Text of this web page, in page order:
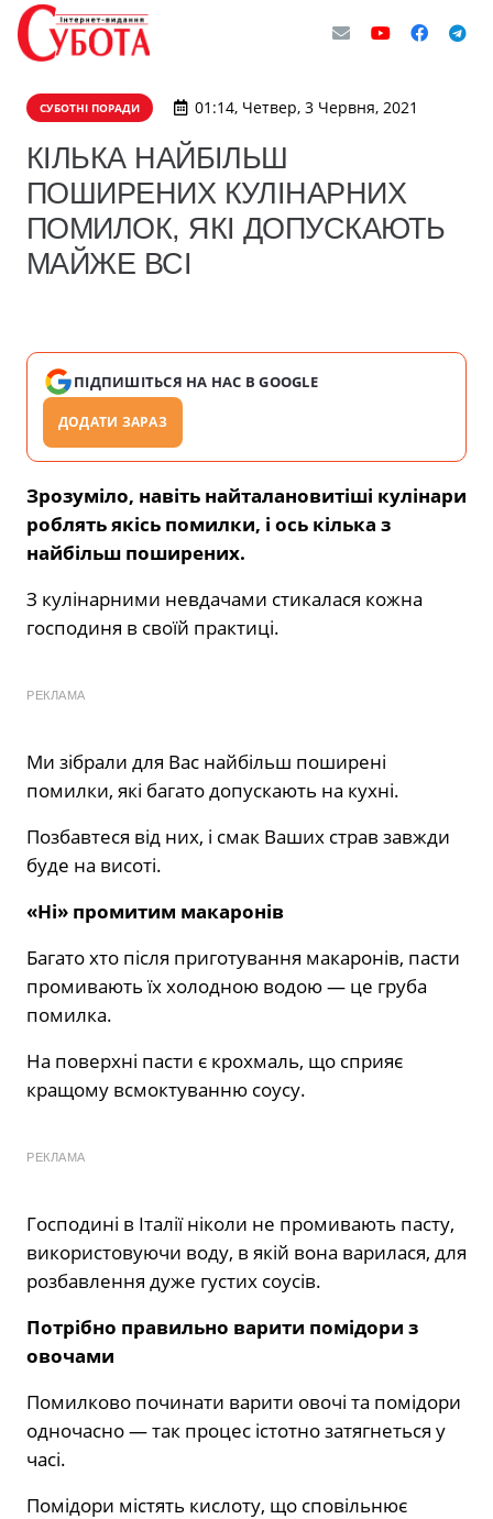
СУБОТНІ ПОРАДИ 01:14, Четвер, 3 Червня, 2021
КІЛЬКА НАЙБІЛЬШ
ПОШИРЕНИХ КУЛІНАРНИХ
ПОМИЛОК, ЯКІ ДОПУСКАЮТЬ
МАЙЖЕ ВСІ
ПІДПИШІТЬСЯ НА НАС В GOOGLE
ДОДАТИ ЗАРАЗ
Зрозуміло, навіть найталановитіші кулінари
роблять якісь помилки, і ось кілька з
найбільш поширених.
З кулінарними невдачами стикалася кожна
господиня в своїй практиці.
РЕКЛАМА
Ми зібрали для Вас найбільш поширені
помилки, які багато допускають на кухні.
Позбавтеся від них, і смак Ваших страв завжди
буде на висоті.
«Ні» промитим макаронів
Багато хто після приготування макаронів, пасти
промивають їх холодною водою — це груба
помилка.
На поверхні пасти є крохмаль, що сприяє
кращому всмоктуванню соусу.
РЕКЛАМА
Господині в Італії ніколи не промивають пасту,
використовуючи воду, в якій вона варилася, для
розбавлення дуже густих соусів.
Потрібно правильно варити помідори з
овочами
Помилково починати варити овочі та помідори
одночасно — так процес істотно затягнеться у
часі.
Помідори містять кислоту, що сповільнює